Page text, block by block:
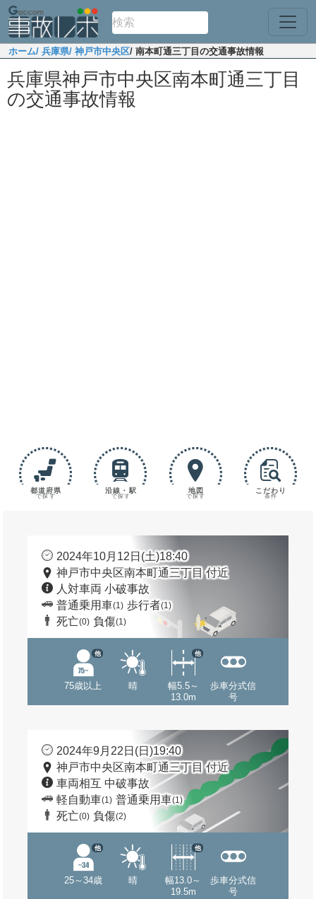
ホーム/ 兵庫県/ 神戸市中央区/ 南本町通三丁目の交通事故情報
兵庫県神戸市中央区南本町通三丁目
の交通事故情報
都道府県
で探す
沿線・駅
で探す
地図
で探す
こだわり
条件
2024年10月12日(土)18:40
神戸市中央区南本町通三丁目 付近
人対車両 小破事故
普通乗用車(1) 歩行者(1)
死亡(0) 負傷(1)
75歳以上
他
晴
幅5.5～
13.0m
他
歩車分式信
号
2024年9月22日(日)19:40
神戸市中央区南本町通三丁目 付近
車両相互 中破事故
軽自動車(1) 普通乗用車(1)
死亡(0) 負傷(2)
25～34歳
他
晴
幅13.0～
19.5m
他
歩車分式信
号